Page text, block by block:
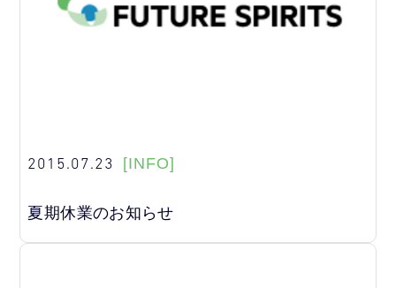
2015.07.23 [INFO]
夏期休業のお知らせ